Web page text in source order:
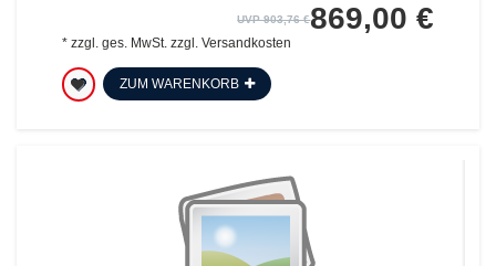
UVP 903,76 €869,00 €
* zzgl. ges. MwSt.zzgl. Versandkosten
ZUM WARENKORB